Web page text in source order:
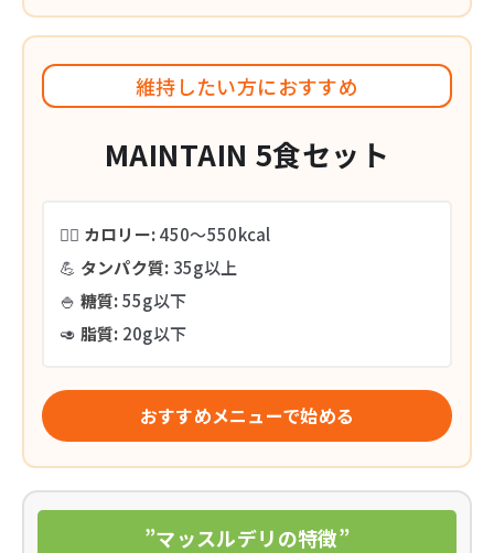
維持したい方におすすめ
MAINTAIN 5食セット
🏃‍♂️ カロリー:450〜550kcal
💪 タンパク質: 35g以上
🍚 糖質:55g以下
🥑 脂質: 20g以下
おすすめメニューで始める
”マッスルデリの特徴”